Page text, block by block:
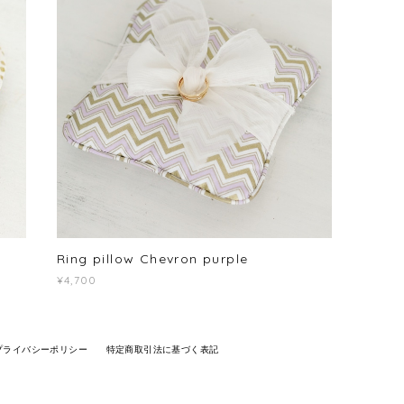
Ring pillow Chevron purple
¥4,700
ライバシーポリシー 特定商取引法に基づく表記